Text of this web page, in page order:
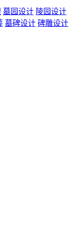
墓园设计 陵园设计
墓碑设计 碑雕设计